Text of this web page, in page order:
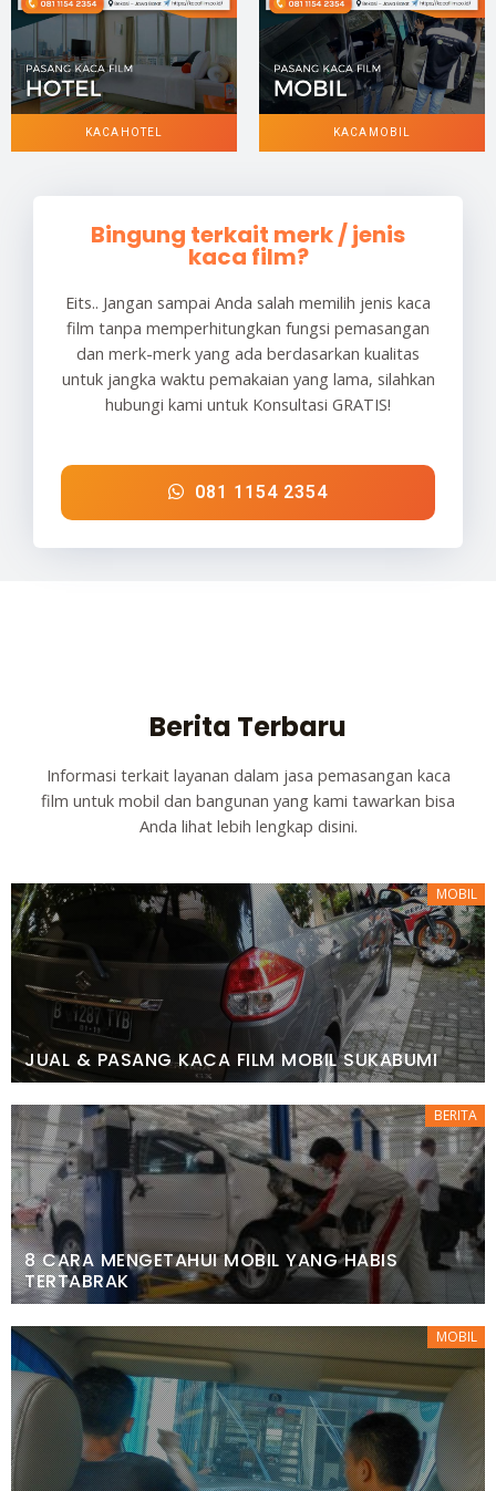
KACA HOTEL KACA MOBIL
Bingung terkait merk / jenis
kaca film?
Eits.. Jangan sampai Anda salah memilih jenis kaca
film tanpa memperhitungkan fungsi pemasangan
dan merk-merk yang ada berdasarkan kualitas
untuk jangka waktu pemakaian yang lama, silahkan
hubungi kami untuk Konsultasi GRATIS!
081 1154 2354
Berita Terbaru
Informasi terkait layanan dalam jasa pemasangan kaca
film untuk mobil dan bangunan yang kami tawarkan bisa
Anda lihat lebih lengkap disini.
MOBIL
JUAL & PASANG KACA FILM MOBIL SUKABUMI
BERITA
8 CARA MENGETAHUI MOBIL YANG HABIS
TERTABRAK
MOBIL